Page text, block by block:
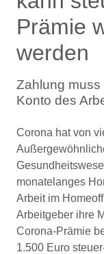
Prämie
werden
Zahlung muss
Konto des
Corona hat von
monatelanges
Arbeit im
Arbeitgeber ihre
Corona-Prämie
1.500 Euro